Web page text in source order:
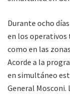
Durante ocho
en los operativos
como en las
Acorde a la
en simultáneo
General Mosconi.